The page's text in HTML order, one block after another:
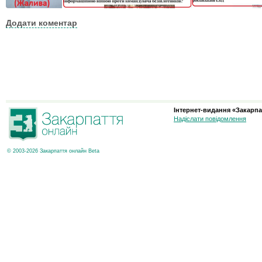
Додати коментар
© 2003-2026 Закарпаття онлайн Beta
Інтернет-видання
Надіслати повідомлення